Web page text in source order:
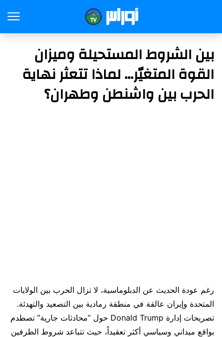
بين الشروط المستحيلة وميزان
القوة المتغيّر… لماذا تتعثر نهاية
الحرب بين واشنطن وطهران؟
رغم عودة الحديث عن الدبلوماسية، لا تزال الحرب بين الولايات
المتحدة وإيران عالقة في منطقة رمادية بين التصعيد والتهدئة.
تصريحات إدارة Donald Trump حول “محادثات جارية” تصطدم
بواقع ميداني وسياسي أكثر تعقيداً، حيث تتباعد شروط الطرفين